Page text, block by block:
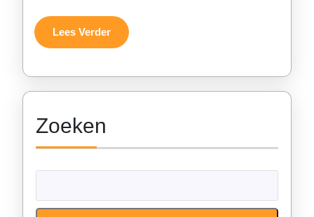
Lees VerderLees
Verder
Zoeken